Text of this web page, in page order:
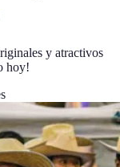
y atractivos
hoy!